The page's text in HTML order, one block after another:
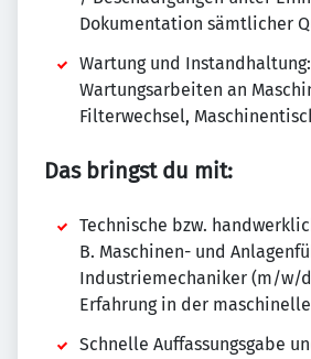
Dokumentation sämtlicher
Wartung und
Wartungsarbeiten an
Filterwechsel,
Das bringst du mit:
Technische bzw.
B. Maschinen- und
Industriemechaniker (m/w/
Erfahrung in der
Schnelle Auffassungsgabe